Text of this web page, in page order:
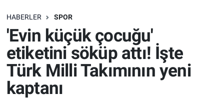
HABERLER SPOR
'Evin küçük çocuğu'
etiketini söküp attı! İşte
Türk Milli Takımının yeni
kaptanı
SAĞLIK
EKONOMİ
EĞİTİM
ÖZEL HABER